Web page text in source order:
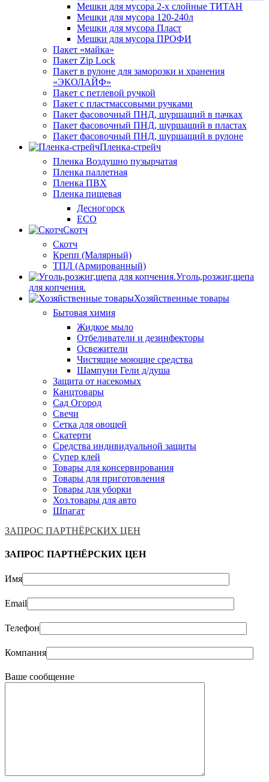
Мешки для мусора 2-х слойные ТИТАН
Мешки для мусора 120-240л
Мешки для мусора Пласт
Мешки для мусора ПРОФИ
Пакет «майка»
Пакет Zip Lock
Пакет в рулоне для заморозки и хранения
«ЭКОЛАЙФ»
Пакет с петлевой ручкой
Пакет с пластмассовыми ручками
Пакет фасовочный ПНД, шуршащий в пачках
Пакет фасовочный ПНД, шуршащий в пластах
Пакет фасовочный ПНД, шуршащий в рулоне
Пленка-стрейч
Пленка Воздушно пузырчатая
Пленка паллетная
Пленка ПВХ
Пленка пищевая
Десногорск
ECO
Скотч
Скотч
Крепп (Малярный)
ТПЛ (Армированный)
Уголь,розжиг,щепа
для копчения.
Хозяйственные товары
Бытовая химия
Жидкое мыло
Отбеливатели и дезинфекторы
Освежители
Чистящие моющие средства
Шампуни Гели д/душа
Защита от насекомых
Канцтовары
Сад Огород
Свечи
Сетка для овощей
Скатерти
Средства индивидуальной защиты
Супер клей
Товары для консервирования
Товары для приготовления
Товары для уборки
Хоз.товары для авто
Шпагат
ЗАПРОС ПАРТНЁРСКИХ ЦЕН
ЗАПРОС ПАРТНЁРСКИХ ЦЕН
Имя
Email
Телефон
Компания
Ваше сообщение